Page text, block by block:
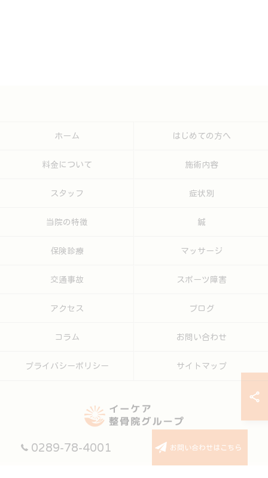
0289-78-4001 お問い合わせはこちら
ホーム はじめての方へ
料金について 施術内容
スタッフ 症状別
当院の特徴 鍼
保険診療 マッサージ
交通事故 スポーツ障害
アクセス ブログ
コラム お問い合わせ
プライバシーポリシー サイトマップ
© 2026 栃木の整体ならイーケア整骨院グループ ALL RIGHTS RESERVED.